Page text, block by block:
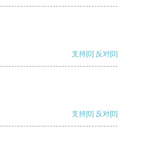
支持[0] 反对[0]
支持[0] 反对[0]